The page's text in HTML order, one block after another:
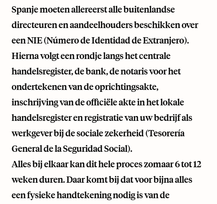
Spanje moeten allereerst alle buitenlandse
directeuren en aandeelhouders beschikken over
een NIE (Número de Identidad de Extranjero).
Hierna volgt een rondje langs het centrale
handelsregister, de bank, de notaris voor het
ondertekenen van de oprichtingsakte,
inschrijving van de officiële akte in het lokale
handelsregister en registratie van uw bedrijf als
werkgever bij de sociale zekerheid (Tesorería
General de la Seguridad Social).
Alles bij elkaar kan dit hele proces zomaar 6 tot 12
weken duren. Daar komt bij dat voor bijna alles
een fysieke handtekening nodig is van de